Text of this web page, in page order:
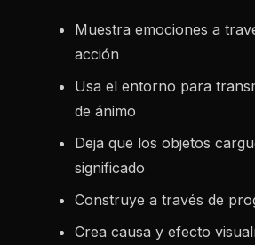
Muestra emociones a
acción
Usa el entorno para
de ánimo
Deja que los objetos
significado
Construye a través de
Crea causa y efecto